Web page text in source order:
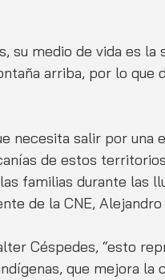
su medio de vida es
arriba, por lo que
necesita salir por una
de estos
familias durante las
de la CNE, Alejandro
Céspedes, “esto
que mejora